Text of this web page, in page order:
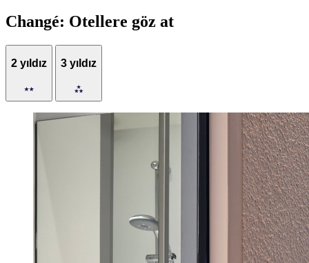
Changé: Otellere göz at
2 yıldız 3 yıldız